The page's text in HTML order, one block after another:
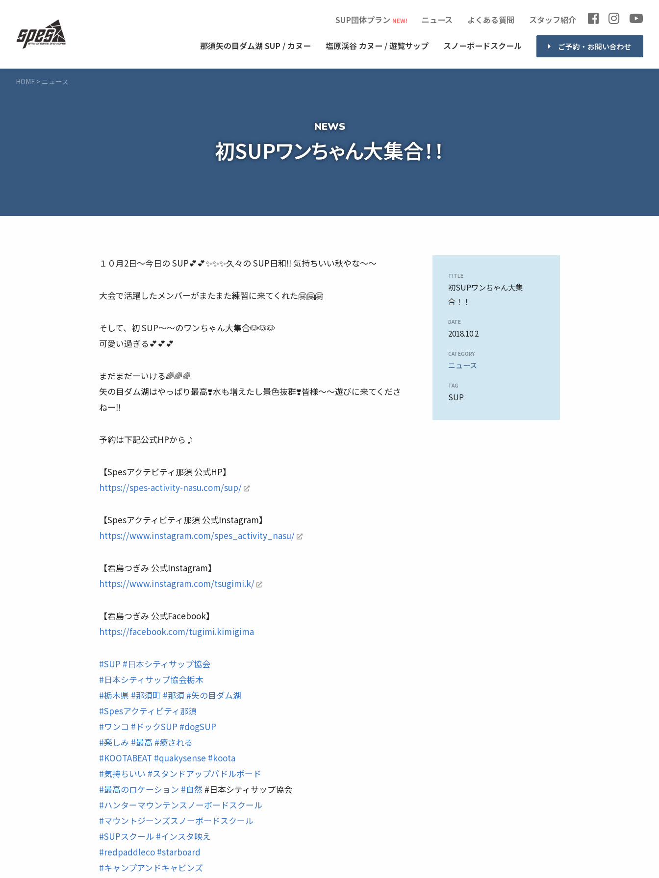
那須矢の目ダム湖 SUP / カヌー 塩原渓谷 カヌー / 遊覧サップ スノーボードスクール ご予約・お問い合わせ
SUP団体プラン NEW! ニュース よくある質問 スタッフ紹介
HOME > ニュース
初SUPワンちゃん大集合！！
１０月2日〜今日の SUP💕💕✨✨✨久々の SUP日和‼️ 気持ちいい秋やな〜〜
大会で活躍したメンバーがまたまた練習に来てくれた🤗🤗🤗
そして、初 SUP〜〜のワンちゃん大集合🐶🐶🐶
可愛い過ぎる💕💕💕
まだまだーいける🌈🌈🌈
矢の目ダム湖はやっぱり最高❣️水も増えたし景色抜群❣️皆様〜〜遊びに来てくださ
ねー‼️
予約は下記公式HPから♪
【Spesアクテビティ那須 公式HP】
https://spes-activity-nasu.com/sup/
【Spesアクティビティ那須 公式Instagram】
https://www.instagram.com/spes_activity_nasu/
【君島つぎみ 公式Instagram】
https://www.instagram.com/tsugimi.k/
【君島つぎみ 公式Facebook】
https://facebook.com/tugimi.kimigima
#SUP #日本シティサップ協会
#日本シティサップ協会栃木
#栃木県 #那須町 #那須 #矢の目ダム湖
#Spesアクティビティ那須
#ワンコ # ドックSUP #dogSUP
#楽しみ #最高 #癒される
#KOOTABEAT #quakysense #koota
#気持ちいい #スタンドアップパドルボード
#最高のロケーション #自然 #日本シティサップ協会
#ハンターマウンテンスノーボードスクール
#マウントジーンズスノーボードスクール
#SUPスクール #インスタ映え
#redpaddleco #starboard
#キャンプアンドキャビンズ
TITLE
初SUPワンちゃん大集
合！！
DATE
2018.10.2
CATEGORY
ニュース
TAG
SUP